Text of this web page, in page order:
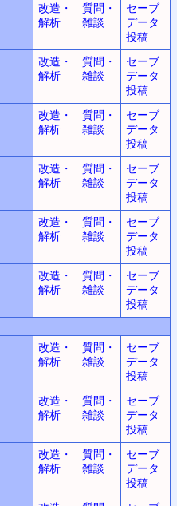
改造・
解析
質問・
雑談
セーブ
データ
投稿
改造・
解析
質問・
雑談
セーブ
データ
投稿
改造・
解析
質問・
雑談
セーブ
データ
投稿
改造・
解析
質問・
雑談
セーブ
データ
投稿
改造・
解析
質問・
雑談
セーブ
データ
投稿
改造・
解析
質問・
雑談
セーブ
データ
投稿
改造・
解析
質問・
雑談
セーブ
データ
投稿
改造・
解析
質問・
雑談
セーブ
データ
投稿
改造・
解析
質問・
雑談
セーブ
データ
投稿